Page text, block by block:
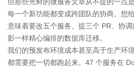
每一个新功能都变成跨团队的协商。想
意味着要改五个服务、提三个 PR、协
影一样精心编排的数据库迁移。
我们的预发布环境成本甚至高于生产环
都需要把一切都跑起来。47 个服务在